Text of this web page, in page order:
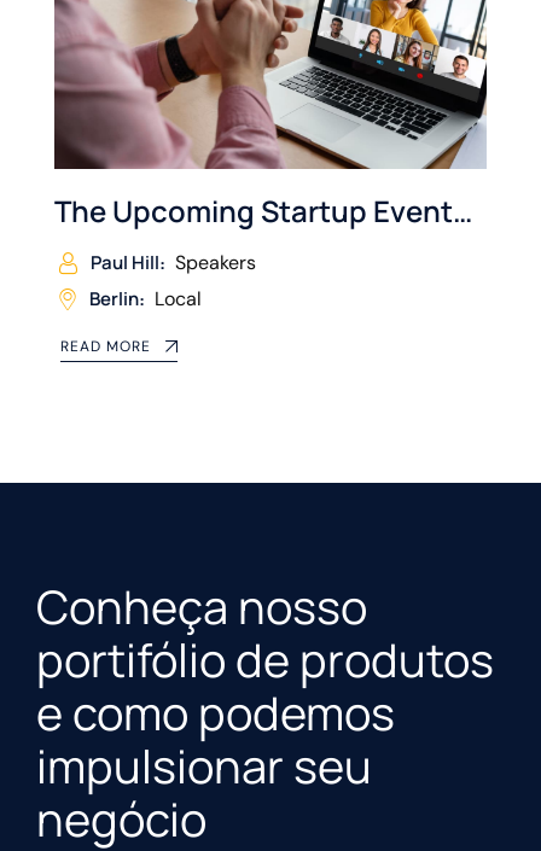
The Upcoming Startup Event
will Take Place
Paul Hill
Speakers
Berlin
Local
READ MORE
Conheça nosso
portifólio de produtos
e como podemos
impulsionar seu
negócio